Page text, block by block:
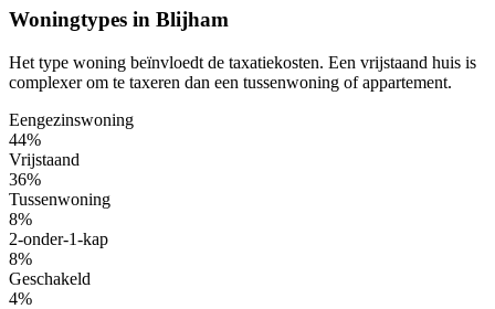
Woningtypes in Blijham
Het type woning beïnvloedt de taxatiekosten. Een vrijstaand huis is
complexer om te taxeren dan een tussenwoning of appartement.
Eengezinswoning
44%
Vrijstaand
36%
Tussenwoning
8%
2-onder-1-kap
8%
Geschakeld
4%